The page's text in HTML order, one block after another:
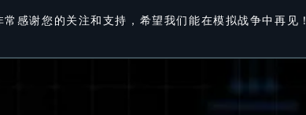
感谢您的关注和支持，希望我们能在模拟战争中再见！